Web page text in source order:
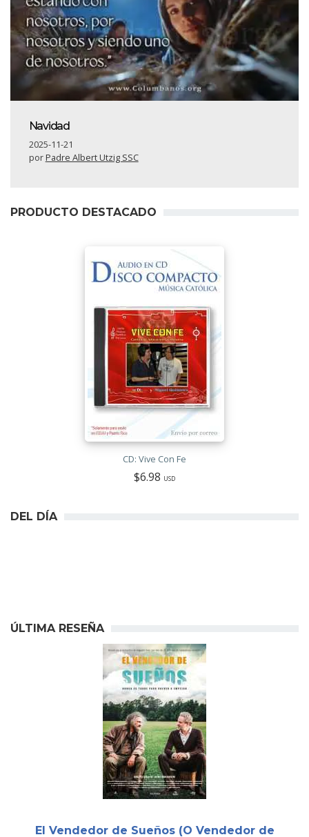
Navidad
2025-11-21
porPadre Albert Utzig SSC
PRODUCTO DESTACADO
CD: Vive Con Fe
$6.98 USD
DEL DÍA
ÚLTIMA RESEÑA
El Vendedor de Sueños (O Vendedor de